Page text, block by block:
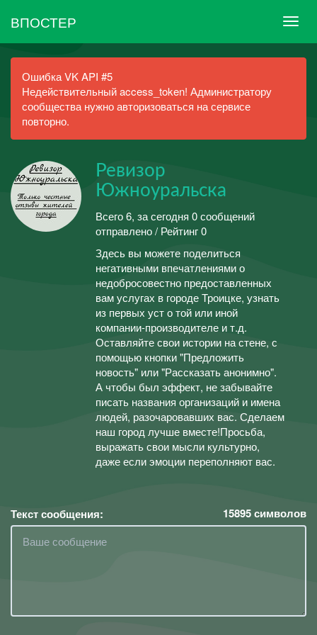
ВПОСТЕР
Ошибка VK API #5
Недействительный access_token! Администратору
сообщества нужно авторизоваться на сервисе
повторно.
Ревизор
Южноуральска
Всего 6, за сегодня 0 сообщений
отправлено / Рейтинг 0
Здесь вы можете поделиться
негативными впечатлениями о
недобросовестно предоставленных
вам услугах в городе Троицке, узнать
из первых уст о той или иной
компании-производителе и т.д.
Оставляйте свои истории на стене, с
помощью кнопки "Предложить
новость" или "Рассказать анонимно".
А чтобы был эффект, не забывайте
писать названия организаций и имена
людей, разочаровавших вас. Сделаем
наш город лучше вместе!Просьба,
выражать свои мысли культурно,
даже если эмоции переполняют вас.
Текст сообщения: 15895символов